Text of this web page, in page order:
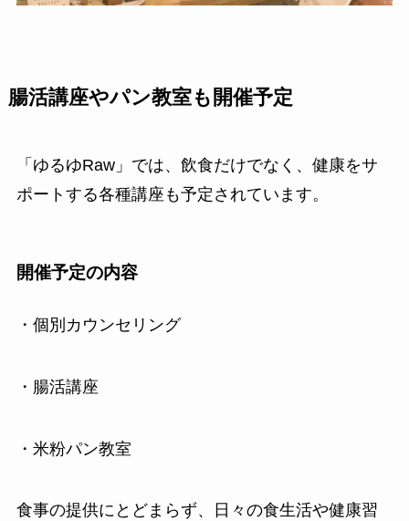
腸活講座やパン教室も開催予定
「ゆるゆRaw」では、飲食だけでなく、健康をサ
ポートする各種講座も予定されています。
開催予定の内容
・個別カウンセリング
・腸活講座
・米粉パン教室
食事の提供にとどまらず、日々の食生活や健康習